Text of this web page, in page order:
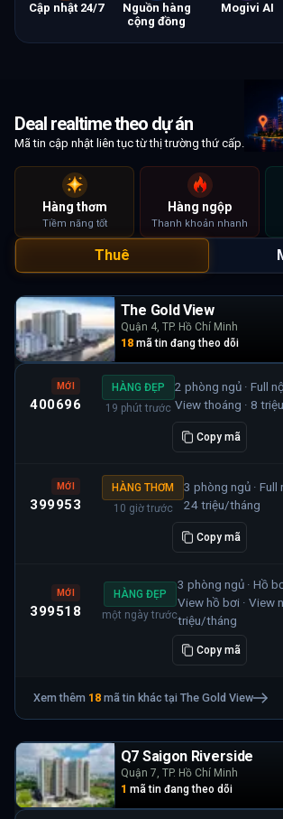
Cập nhật 24/7
Nguồn hàng
cộng đồng
Mogivi AI
Deal realtime theo dự án
Mã tin cập nhật liên tục từ thị trường thứ cấp.
Hàng thơm
Tiềm năng tốt
Hàng ngộp
Thanh khoản nhanh
Thuê
The Gold View
Quận 4, TP. Hồ Chí Minh
18mã tin đang theo dõi
MỚI
400696
HÀNG ĐẸP
19 phút trước
2 phòng ngủ · Full
View thoáng · 8
Copy mã
MỚI
399953
HÀNG THƠM
10 giờ trước
3 phòng ngủ · Full
24 triệu/tháng
Copy mã
MỚI
399518
HÀNG ĐẸP
một ngày trước
3 phòng ngủ · Hồ
View hồ bơi · View
triệu/tháng
Copy mã
Xem thêm 18 mã tin khác tại The Gold View
Q7 Saigon Riverside
Quận 7, TP. Hồ Chí Minh
1 mã tin đang theo dõi